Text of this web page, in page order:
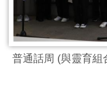
普通話周 (與靈育組